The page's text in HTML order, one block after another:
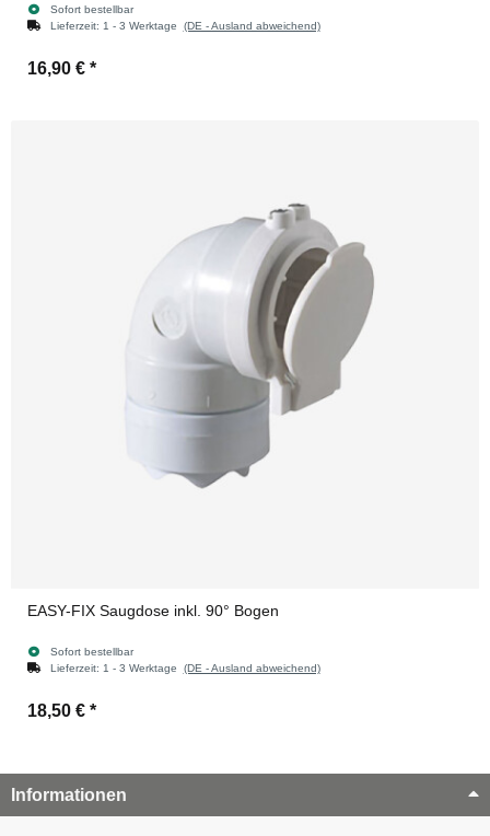
Sofort bestellbar
Lieferzeit: 1 - 3 Werktage (DE - Ausland abweichend)
16,90 € *
EASY-FIX Saugdose inkl. 90° Bogen
Sofort bestellbar
Lieferzeit: 1 - 3 Werktage (DE - Ausland abweichend)
18,50 € *
Informationen